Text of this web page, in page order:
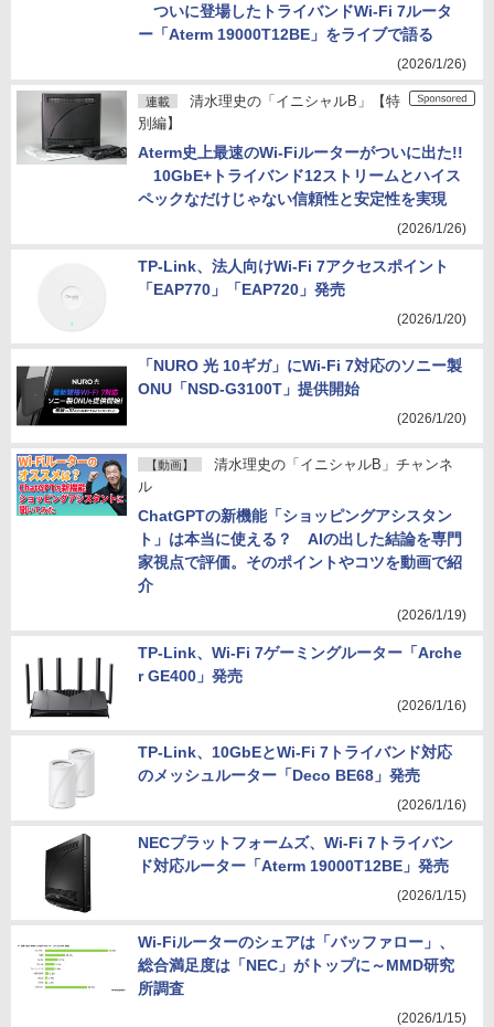
ついに登場したトライバンドWi-Fi 7ルータ
ー「Aterm 19000T12BE」をライブで語る
(2026/1/26)
連載
清水理史の「イニシャルB」【特
別編】
Aterm史上最速のWi-Fiルーターがついに出た!!
10GbE+トライバンド12ストリームとハイス
ペックなだけじゃない信頼性と安定性を実現
(2026/1/26)
TP-Link、法人向けWi-Fi 7アクセスポイント
「EAP770」「EAP720」発売
(2026/1/20)
「NURO 光 10ギガ」にWi-Fi 7対応のソニー製
ONU「NSD-G3100T」提供開始
(2026/1/20)
【動画】
清水理史の「イニシャルB」チャンネ
ル
ChatGPTの新機能「ショッピングアシスタン
ト」は本当に使える？ AIの出した結論を専門
家視点で評価。そのポイントやコツを動画で紹
介
(2026/1/19)
TP-Link、Wi-Fi 7ゲーミングルーター「Arche
r GE400」発売
(2026/1/16)
TP-Link、10GbEとWi-Fi 7トライバンド対応
のメッシュルーター「Deco BE68」発売
(2026/1/16)
NECプラットフォームズ、Wi-Fi 7トライバン
ド対応ルーター「Aterm 19000T12BE」発売
(2026/1/15)
Wi-Fiルーターのシェアは「バッファロー」、
総合満足度は「NEC」がトップに～MMD研究
所調査
(2026/1/15)